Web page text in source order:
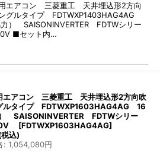
エアコン 三菱重工 天井埋込形2方向
グルタイプ FDTWXP1403HAG4AG
） SAISONINVERTER FDTWシリー
■セット内…
エアコン 三菱重工 天井埋込形2方向吹
ルタイプ FDTWXP1603HAG4AG 16
SAISONINVERTER FDTWシリー
[FDTWXP1603HAG4AG]
込)
: 1,054,080円